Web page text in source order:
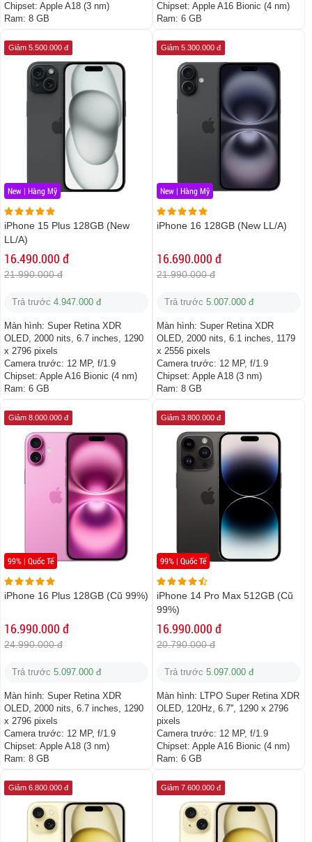
Chipset: Apple A18 (3 nm)
Ram: 8 GB
Chipset: Apple A16 Bionic (4 nm)
Ram: 6 GB
New | Hàng Mỹ
Giảm 5.500.000 đ
iPhone 15 Plus 128GB (New
LL/A)
16.490.000 đ
21.990.000 đ
Trả trước 4.947.000 đ
Màn hình: Super Retina XDR
OLED, 2000 nits, 6.7 inches, 1290
x 2796 pixels
Camera trước: 12 MP, f/1.9
Chipset: Apple A16 Bionic (4 nm)
Ram: 6 GB
New | Hàng Mỹ
Giảm 5.300.000 đ
iPhone 16 128GB (New LL/A)
16.690.000 đ
21.990.000 đ
Trả trước 5.007.000 đ
Màn hình: Super Retina XDR
OLED, 2000 nits, 6.1 inches, 1179
x 2556 pixels
Camera trước: 12 MP, f/1.9
Chipset: Apple A18 (3 nm)
Ram: 8 GB
99% | Quốc Tế
Giảm 8.000.000 đ
iPhone 16 Plus 128GB (Cũ 99%)
16.990.000 đ
24.990.000 đ
Trả trước 5.097.000 đ
Màn hình: Super Retina XDR
OLED, 2000 nits, 6.7 inches, 1290
x 2796 pixels
Camera trước: 12 MP, f/1.9
Chipset: Apple A18 (3 nm)
Ram: 8 GB
99% | Quốc Tế
Giảm 3.800.000 đ
iPhone 14 Pro Max 512GB (Cũ
99%)
16.990.000 đ
20.790.000 đ
Trả trước 5.097.000 đ
Màn hình: LTPO Super Retina XDR
OLED, 120Hz, 6.7'', 1290 x 2796
pixels
Camera trước: 12 MP, f/1.9
Chipset: Apple A16 Bionic (4 nm)
Ram: 6 GB
Giảm 6.800.000 đ Giảm 7.600.000 đ